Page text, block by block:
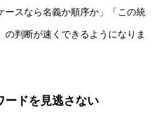
ースなら名義か順序か」「この統
の判断が速くできるようになりま
ードを見逃さない